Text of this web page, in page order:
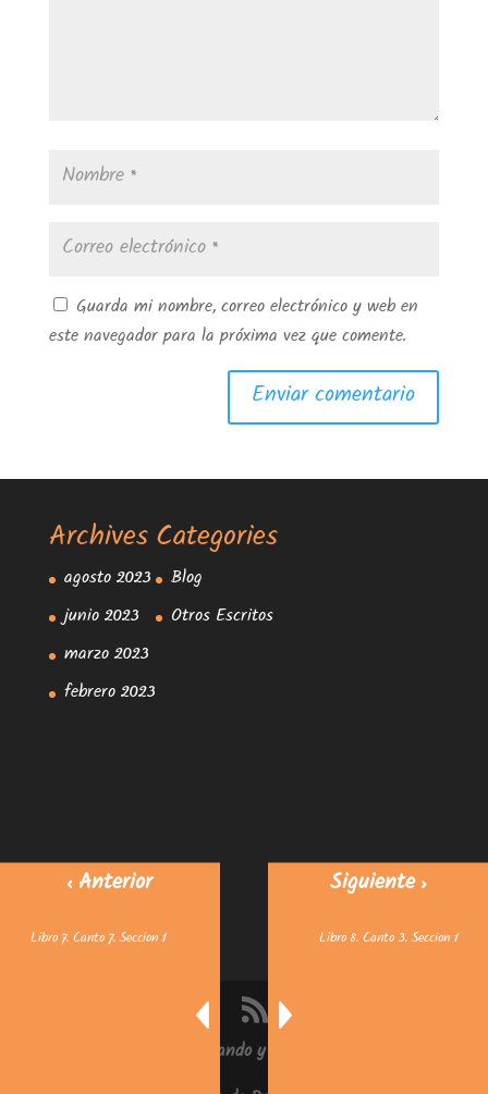
Guarda mi nombre, correo electrónico y web en
este navegador para la próxima vez que comente.
Archives
agosto 2023
junio 2023
marzo 2023
febrero 2023
Categories
Blog
Otros Escritos
Caminando y Evolucionando
< Anterior
Libro 7. Canto 7. Seccion 1
Siguiente >
Libro 8. Canto 3. Seccion 1